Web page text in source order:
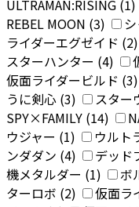
ULTRAMAN:RISING (1)
REBEL MOON (3)
ライダーエグゼイド (2)
スターハンター (4)
仮面ライダービルド (3)
うに剣心 (3)
スター
SPY×FAMILY (14)
ウジャー (1)
ウルト
ンダダン (4)
デッド
機メタルダー (1)
ボ
ターロボ (2)
仮面ラ